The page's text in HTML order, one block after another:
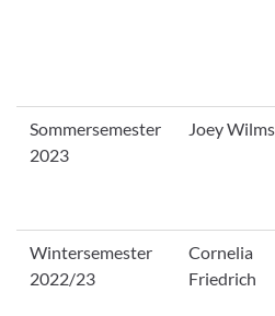
Sommersemester
2023
Joey Wilms
Wintersemester
2022/23
Cornelia
Friedrich